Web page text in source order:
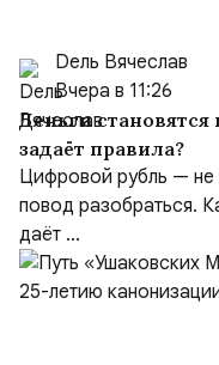
Dель Вячеслав
Вчера в 11:26
Деньги
задаёт правила?
Цифровой рубль — не
повод разобраться.
даёт ...